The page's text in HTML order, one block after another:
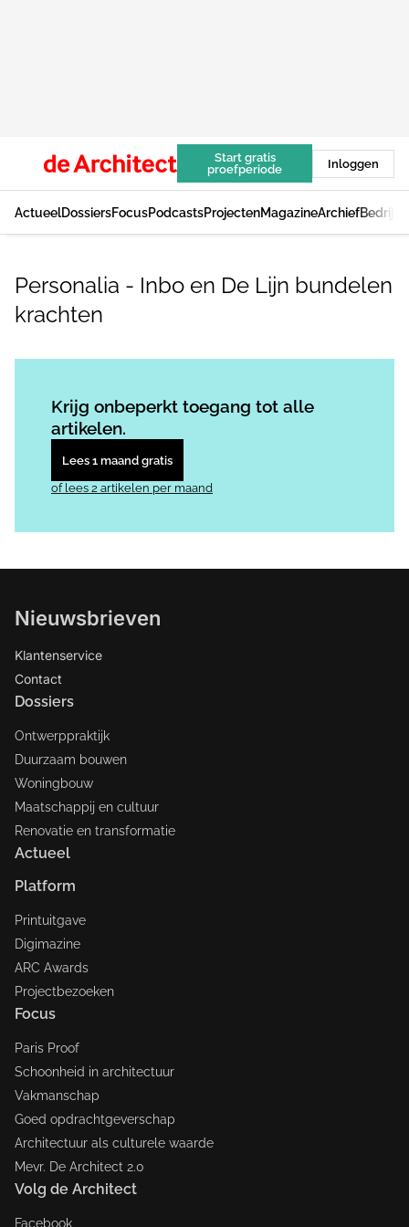
Start gratis
proefperiode
Inloggen
ActueelDossiersFocusPodcastsProjectenMagazineArchief
Personalia - Inbo en De Lijn bundelen
krachten
Krijg onbeperkt toegang tot alle
artikelen.
Lees 1 maand gratis
of lees 2 artikelen per maand
Nieuwsbrieven
Klantenservice
Contact
Dossiers
Ontwerppraktijk
Duurzaam bouwen
Woningbouw
Maatschappij en cultuur
Renovatie en transformatie
Actueel
Platform
Printuitgave
Digimazine
ARC Awards
Projectbezoeken
Focus
Paris Proof
Schoonheid in architectuur
Vakmanschap
Goed opdrachtgeverschap
Architectuur als culturele waarde
Mevr. De Architect 2.0
Volg de Architect
Facebook